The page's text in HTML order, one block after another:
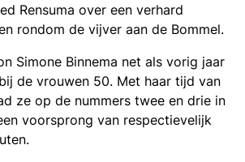
Rensuma over een verhard
rondom de vijver aan de Bommel.
Simone Binnema net als vorig jaar
de vrouwen 50. Met haar tijd van
ze op de nummers twee en drie in
voorsprong van respectievelijk